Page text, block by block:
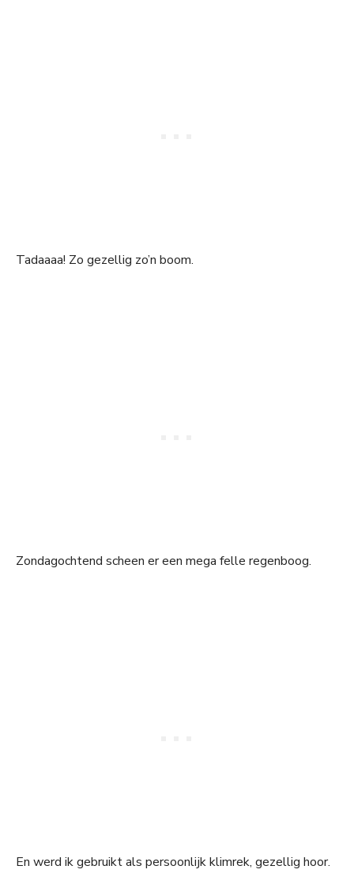
Tadaaaa! Zo gezellig zo’n boom.
Zondagochtend scheen er een mega felle regenboog.
En werd ik gebruikt als persoonlijk klimrek, gezellig hoor.